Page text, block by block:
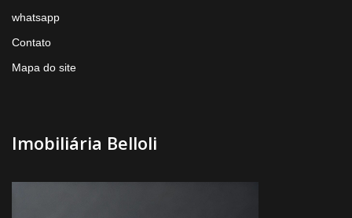
whatsapp
Contato
Mapa do site
Imobiliária Belloli